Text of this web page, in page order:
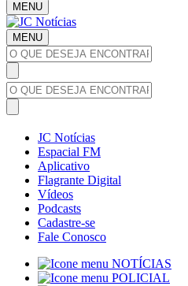
MENU
MENU
JC Notícias
Espacial FM
Aplicativo
Flagrante Digital
Vídeos
Podcasts
Cadastre-se
Fale Conosco
NOTÍCIAS
POLICIAL